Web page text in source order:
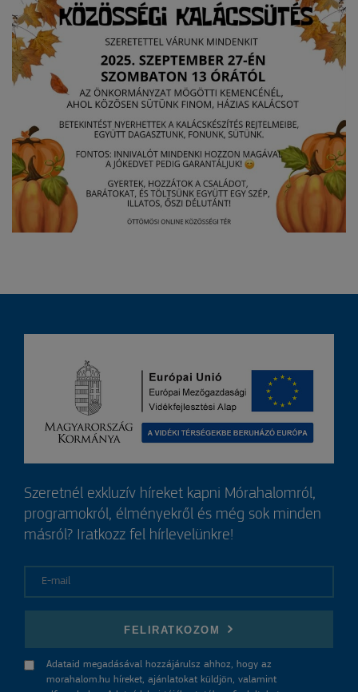
Szeretnél exkluzív híreket kapni Mórahalomról,
programokról, élményekről és még sok minden
másról? Iratkozz fel hírlevelünkre!
FELIRATKOZOM
Adataid megadásával hozzájárulsz ahhoz, hogy az
morahalom.hu híreket, ajánlatokat küldjön, valamint